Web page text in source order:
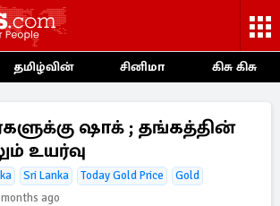
தமிழ்வின் சினிமா கிசு கிசு
ஷாக் ; தங்கத்தின்
உயர்வு
Sri Lanka Today Gold Price
Gold
ago